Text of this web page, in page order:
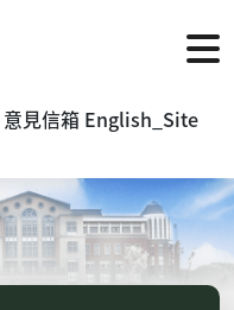
意見信箱 English_Site